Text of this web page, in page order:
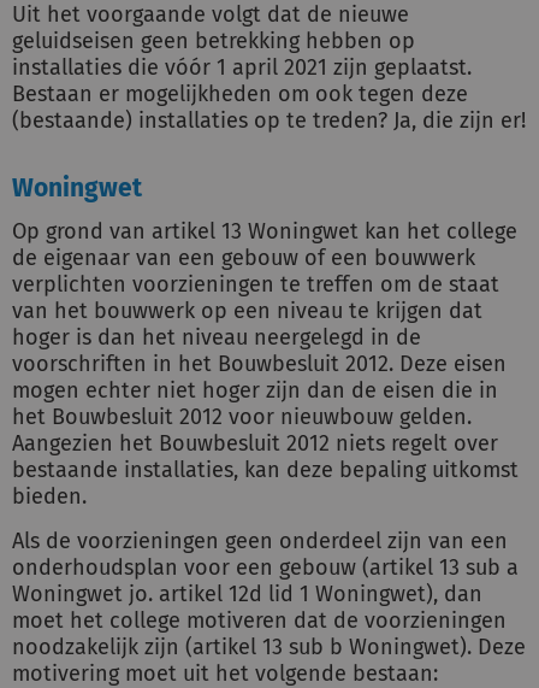
Uit het voorgaande volgt dat de nieuwe
geluidseisen geen betrekking hebben op
installaties die vóór 1 april 2021 zijn geplaatst.
Bestaan er mogelijkheden om ook tegen deze
(bestaande) installaties op te treden? Ja, die zijn er!
Woningwet
Op grond van artikel 13 Woningwet kan het college
de eigenaar van een gebouw of een bouwwerk
verplichten voorzieningen te treffen om de staat
van het bouwwerk op een niveau te krijgen dat
hoger is dan het niveau neergelegd in de
voorschriften in het Bouwbesluit 2012. Deze eisen
mogen echter niet hoger zijn dan de eisen die in
het Bouwbesluit 2012 voor nieuwbouw gelden.
Aangezien het Bouwbesluit 2012 niets regelt over
bestaande installaties, kan deze bepaling uitkomst
bieden.
Als de voorzieningen geen onderdeel zijn van een
onderhoudsplan voor een gebouw (artikel 13 sub a
Woningwet jo. artikel 12d lid 1 Woningwet), dan
moet het college motiveren dat de voorzieningen
noodzakelijk zijn (artikel 13 sub b Woningwet). Deze
motivering moet uit het volgende bestaan: